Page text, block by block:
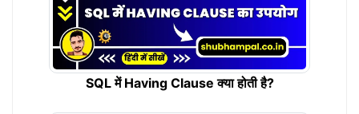
SQL में Having Clause क्या होती है?